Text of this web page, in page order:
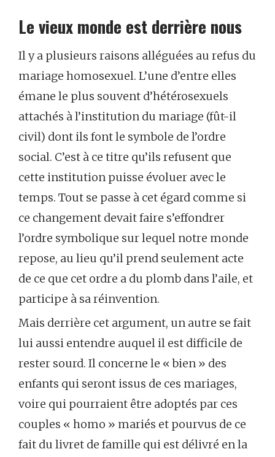
Le vieux monde est derrière nous
Il y a plusieurs raisons alléguées au refus du
mariage homosexuel. L’une d’entre elles
émane le plus souvent d’hétérosexuels
attachés à l’institution du mariage (fût-il
civil) dont ils font le symbole de l’ordre
social. C’est à ce titre qu’ils refusent que
cette institution puisse évoluer avec le
temps. Tout se passe à cet égard comme si
ce changement devait faire s’effondrer
l’ordre symbolique sur lequel notre monde
repose, au lieu qu’il prend seulement acte
de ce que cet ordre a du plomb dans l’aile, et
participe à sa réinvention.
Mais derrière cet argument, un autre se fait
lui aussi entendre auquel il est difficile de
rester sourd. Il concerne le « bien » des
enfants qui seront issus de ces mariages,
voire qui pourraient être adoptés par ces
couples « homo » mariés et pourvus de ce
fait du livret de famille qui est délivré en la